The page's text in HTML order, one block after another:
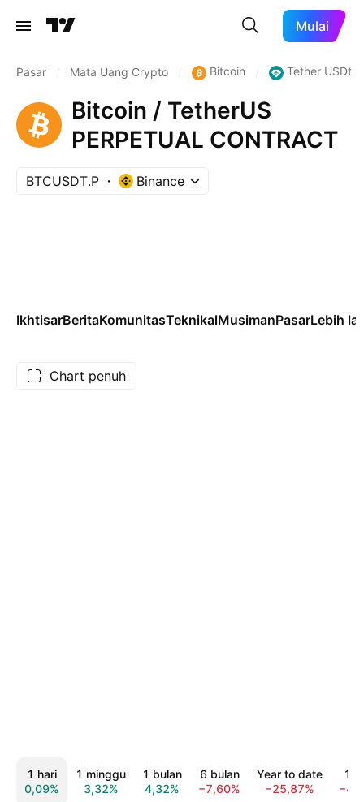
Mulai
Pasar Mata Uang Crypto Bitcoin Tether USDt
Bitcoin / TetherUS
PERPETUAL CONTRACT
BTCUSDT.P Binance
IkhtisarBeritaKomunitasTeknikalMusimanPasarLebih
Chart penuh
1 hari
0,09%
1 minggu
3,32%
1 bulan
4,32%
6 bulan
−7,60%
Year to date
−25,87%
1